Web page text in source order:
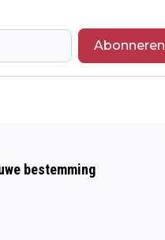
Abonneren
VAN GP DECOR
bestemming